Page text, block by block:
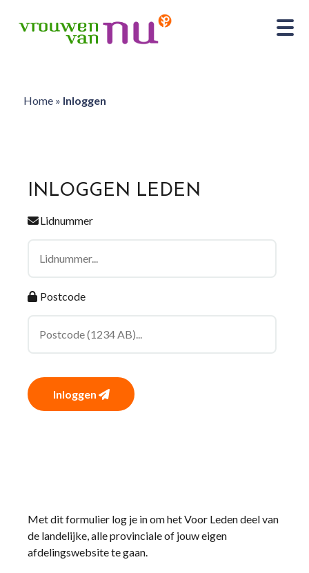
Home» Inloggen
INLOGGEN LEDEN
Lidnummer
Postcode
Inloggen
Met dit formulier log je in om het Voor Leden deel van
de landelijke, alle provinciale of jouw eigen
afdelingswebsite te gaan.